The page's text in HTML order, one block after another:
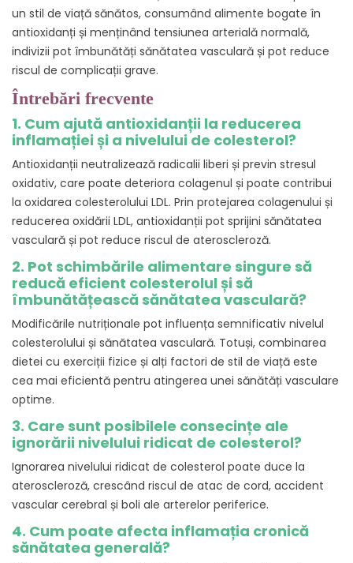
un stil de viață sănătos, consumând alimente bogate în
antioxidanți și menținând tensiunea arterială normală,
indivizii pot îmbunătăți sănătatea vasculară și pot reduce
riscul de complicații grave.
Întrebări frecvente
1. Cum ajută antioxidanții la reducerea
inflamației și a nivelului de colesterol?
Antioxidanții neutralizează radicalii liberi și previn stresul
oxidativ, care poate deteriora colagenul și poate contribui
la oxidarea colesterolului LDL. Prin protejarea colagenului și
reducerea oxidării LDL, antioxidanții pot sprijini sănătatea
vasculară și pot reduce riscul de ateroscleroză.
2. Pot schimbările alimentare singure să
reducă eficient colesterolul și să
îmbunătățească sănătatea vasculară?
Modificările nutriționale pot influența semnificativ nivelul
colesterolului și sănătatea vasculară. Totuși, combinarea
dietei cu exerciții fizice și alți factori de stil de viață este
cea mai eficientă pentru atingerea unei sănătăți vasculare
optime.
3. Care sunt posibilele consecințe ale
ignorării nivelului ridicat de colesterol?
Ignorarea nivelului ridicat de colesterol poate duce la
ateroscleroză, crescând riscul de atac de cord, accident
vascular cerebral și boli ale arterelor periferice.
4. Cum poate afecta inflamația cronică
sănătatea generală?